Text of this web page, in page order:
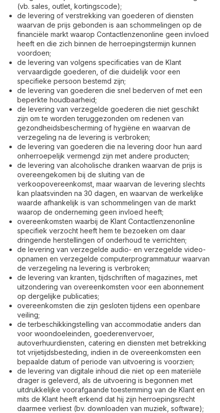
(vb. sales, outlet, kortingscode);
de levering of verstrekking van goederen of diensten
waarvan de prijs gebonden is aan schommelingen op de
financiële markt waarop Contactlenzenonline geen invloed
heeft en die zich binnen de herroepingstermijn kunnen
voordoen;
de levering van volgens specificaties van de Klant
vervaardigde goederen, of die duidelijk voor een
specifieke persoon bestemd zijn;
de levering van goederen die snel bederven of met een
beperkte houdbaarheid;
de levering van verzegelde goederen die niet geschikt
zijn om te worden teruggezonden om redenen van
gezondheidsbescherming of hygiëne en waarvan de
verzegeling na de levering is verbroken;
de levering van goederen die na levering door hun aard
onherroepelijk vermengd zijn met andere producten;
de levering van alcoholische dranken waarvan de prijs is
overeengekomen bij de sluiting van de
verkoopovereenkomst, maar waarvan de levering slechts
kan plaatsvinden na 30 dagen, en waarvan de werkelijke
waarde afhankelijk is van schommelingen van de markt
waarop de onderneming geen invloed heeft;
overeenkomsten waarbij de Klant Contactlenzenonline
specifiek verzocht heeft hem te bezoeken om daar
dringende herstellingen of onderhoud te verrichten;
de levering van verzegelde audio- en verzegelde video-
opnamen en verzegelde computerprogrammatuur waarvan
de verzegeling na levering is verbroken;
de levering van kranten, tijdschriften of magazines, met
uitzondering van overeenkomsten voor een abonnement
op dergelijke publicaties;
overeenkomsten die zijn gesloten tijdens een openbare
veiling;
de terbeschikkingstelling van accommodatie anders dan
voor woondoeleinden, goederenvervoer,
autoverhuurdiensten, catering en diensten met betrekking
tot vrijetijdsbesteding, indien in de overeenkomsten een
bepaalde datum of periode van uitvoering is voorzien;
de levering van digitale inhoud die niet op een materiële
drager is geleverd, als de uitvoering is begonnen met
uitdrukkelijke voorafgaande toestemming van de Klant en
mits de Klant heeft erkend dat hij zijn herroepingsrecht
daarmee verliest (bv. downloaden van muziek, software);